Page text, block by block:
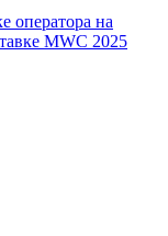
оператора на
MWC 2025